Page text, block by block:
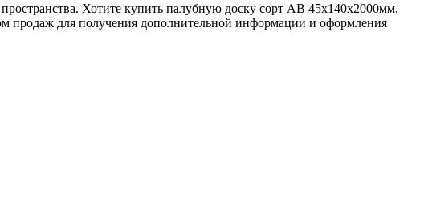
Хотите купить палубную доску сорт АВ 45х140х2000мм,
продаж для получения дополнительной информации и оформления